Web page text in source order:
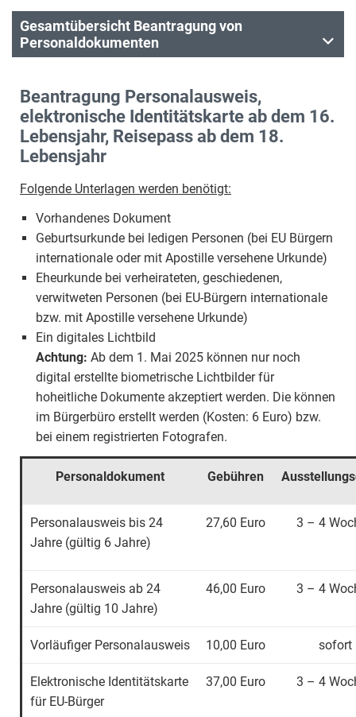
Gesamtübersicht Beantragung von
Personaldokumenten
Beantragung Personalausweis,
elektronische Identitätskarte ab dem 16.
Lebensjahr, Reisepass ab dem 18.
Lebensjahr
Folgende Unterlagen werden benötigt:
Vorhandenes Dokument
Geburtsurkunde bei ledigen Personen (bei EU Bürgern
internationale oder mit Apostille versehene Urkunde)
Eheurkunde bei verheirateten, geschiedenen,
verwitweten Personen (bei EU-Bürgern internationale
bzw. mit Apostille versehene Urkunde)
Ein digitales Lichtbild
Achtung: Ab dem 1. Mai 2025 können nur noch
digital erstellte biometrische Lichtbilder für
hoheitliche Dokumente akzeptiert werden. Die können
im Bürgerbüro erstellt werden (Kosten: 6 Euro) bzw.
bei einem registrierten Fotografen.
Personaldokument Gebühren
Personalausweis bis 24
Jahre (gültig 6 Jahre)
27,60 Euro 3 – 4
Personalausweis ab 24
Jahre (gültig 10 Jahre)
46,00 Euro 3 – 4
Vorläufiger Personalausweis 10,00 Euro sofort
Elektronische Identitätskarte
für EU-Bürger
37,00 Euro 3 – 4